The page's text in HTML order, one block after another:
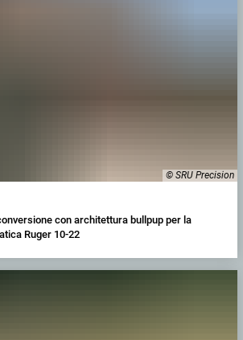
© SRU Precision
con architettura bullpup per la
Ruger 10-22